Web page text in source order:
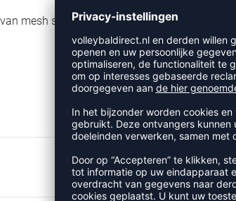
mesh superieure flexibiliteit en ademend